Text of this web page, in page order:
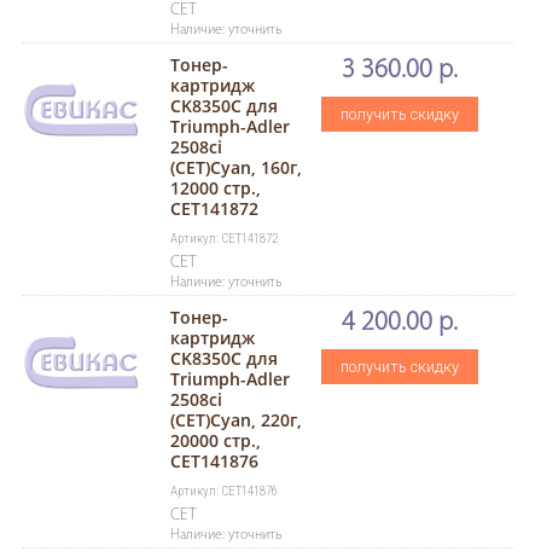
CET
Наличие: уточнить
Тонер-
картридж
CK8350C для
Triumph-Adler
2508ci
(CET)Cyan, 160г,
12000 стр.,
CET141872
Артикул: CET141872
CET
Наличие: уточнить
3 360.00 р.
получить скидку
Тонер-
картридж
CK8350C для
Triumph-Adler
2508ci
(CET)Cyan, 220г,
20000 стр.,
CET141876
Артикул: CET141876
CET
Наличие: уточнить
4 200.00 р.
получить скидку